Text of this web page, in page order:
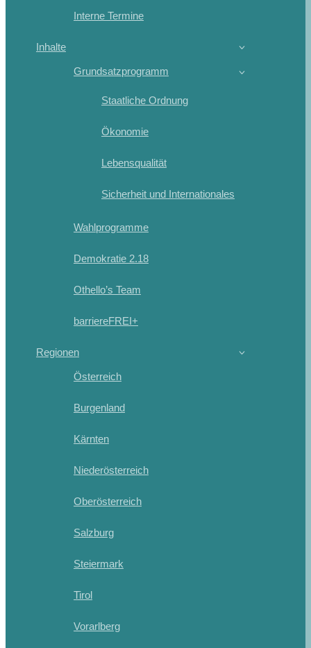
Interne Termine
Inhalte
Grundsatzprogramm
Staatliche Ordnung
Ökonomie
Lebensqualität
Sicherheit und Internationales
Wahlprogramme
Demokratie 2.18
Othello’s Team
barriereFREI+
Regionen
Österreich
Burgenland
Kärnten
Niederösterreich
Oberösterreich
Salzburg
Steiermark
Tirol
Vorarlberg